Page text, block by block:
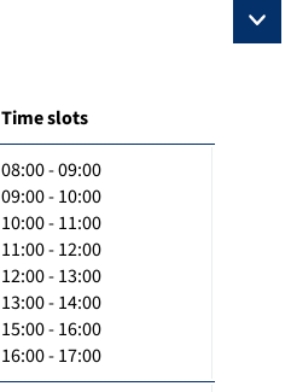
Time slots
08:00 - 09:00
09:00 - 10:00
10:00 - 11:00
11:00 - 12:00
12:00 - 13:00
13:00 - 14:00
15:00 - 16:00
16:00 - 17:00